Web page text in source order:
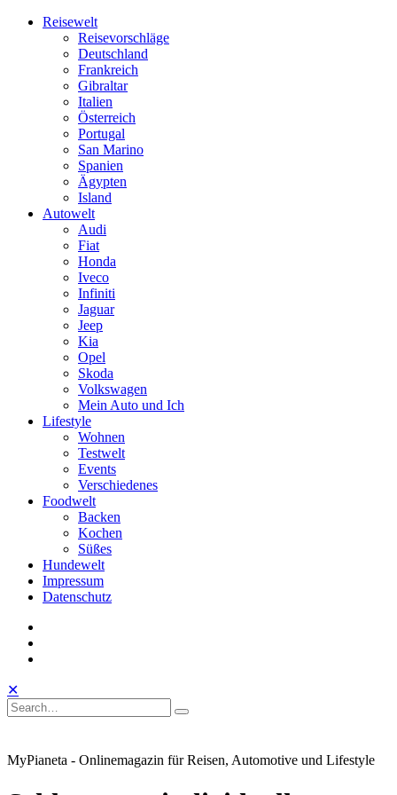
Skip
Reisewelt
Reisevorschläge
Deutschland
Frankreich
Gibraltar
Italien
Österreich
Portugal
San Marino
Spanien
Ägypten
Island
Autowelt
Audi
Fiat
Honda
Iveco
Infiniti
Jaguar
Jeep
Kia
Opel
Skoda
Volkswagen
Mein Auto und Ich
Lifestyle
Wohnen
Testwelt
Events
Verschiedenes
Foodwelt
Backen
Kochen
Süßes
Hundewelt
Impressum
Datenschutz
Toggle
Mobile
Menu
Open
Search
✕
Search
Search
for:
Search
MyPianeta - Onlinemagazin für Reisen, Automotive und Lifestyle